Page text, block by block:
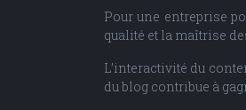
Pour une entreprise
qualité et la maîtrise
L’interactivité du
du blog contribue à